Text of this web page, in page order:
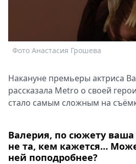
Скачай
Metro
Фото Анастасия Грошева
Накануне премьеры актриса
рассказала Metro о своей
стало самым сложным на
Валерия, по сюжету ваша
не та, кем кажется…
ней поподробнее?